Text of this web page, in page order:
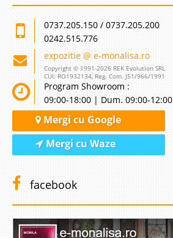
0737.205.150 / 0737.205.200
0242.515.776
expozitie @ e-monalisa.ro
Copyright © 1991-2026 REK Evolution SRL
CUI: RO1932134, Reg. Com. J51/966/1991
Program Showroom :
09:00-18:00 | Dum. 09:00-12:00
Mergi cu Google
Mergi cu Waze
facebook